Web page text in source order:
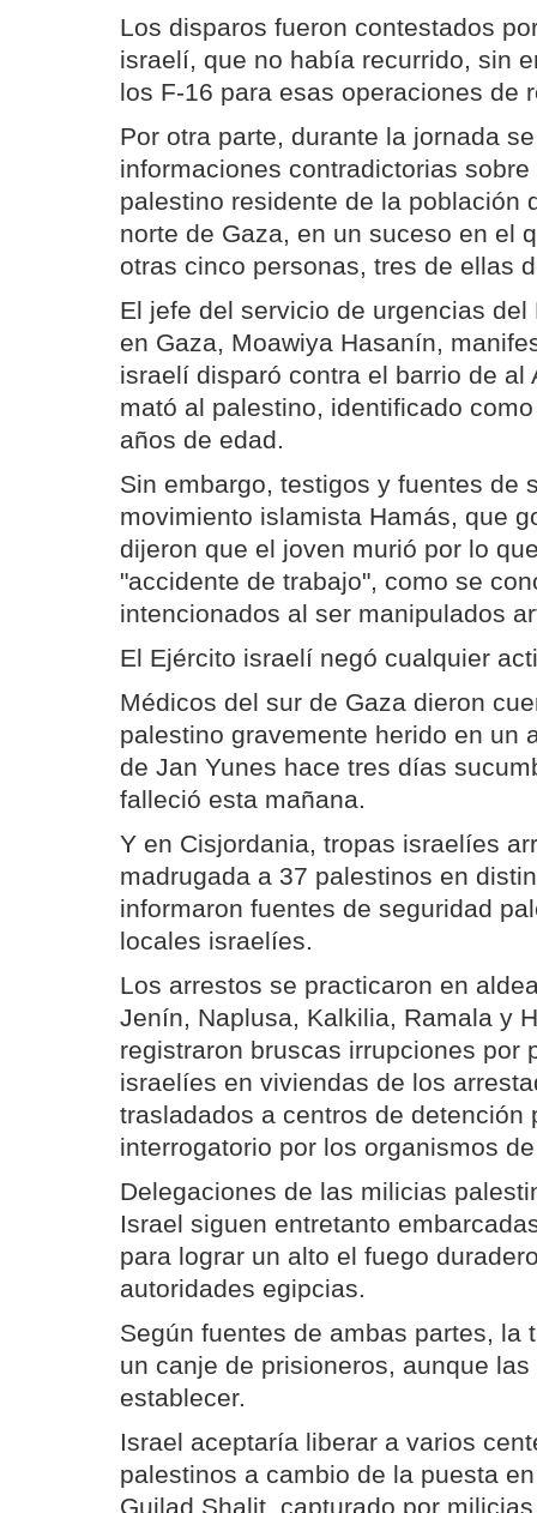
Los disparos fueron contestados
israelí, que no había recurrido, sin
los F-16 para esas operaciones de
Por otra parte, durante la jornada
informaciones contradictorias
palestino residente de la población
norte de Gaza, en un suceso en el
otras cinco personas, tres de ellas
El jefe del servicio de urgencias
en Gaza, Moawiya Hasanín,
israelí disparó contra el barrio de al
mató al palestino, identificado
años de edad.
Sin embargo, testigos y fuentes de
movimiento islamista Hamás, que
dijeron que el joven murió por lo
"accidente de trabajo", como se
intencionados al ser manipulados
El Ejército israelí negó cualquier
Médicos del sur de Gaza dieron
palestino gravemente herido en un
de Jan Yunes hace tres días
falleció esta mañana.
Y en Cisjordania, tropas israelíes
madrugada a 37 palestinos en
informaron fuentes de seguridad
locales israelíes.
Los arrestos se practicaron en
Jenín, Naplusa, Kalkilia, Ramala y
registraron bruscas irrupciones por
israelíes en viviendas de los
trasladados a centros de detención
interrogatorio por los organismos
Delegaciones de las milicias
Israel siguen entretanto
para lograr un alto el fuego
autoridades egipcias.
Según fuentes de ambas partes, la
un canje de prisioneros, aunque
establecer.
Israel aceptaría liberar a varios
palestinos a cambio de la puesta
Guilad Shalit, capturado por